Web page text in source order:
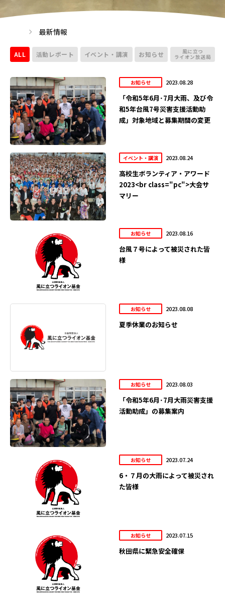
最新情報
ALL 活動レポート イベント・講演 お知らせ 風に立つ
ライオン放送局
お知らせ 2023.08.28
「令和5年6月･7月大雨、及び令
和5年台風7号災害支援活動助
成」対象地域と募集期間の変更
イベント・講演 2023.08.24
高校生ボランティア・アワード
2023<br class="pc">大会サ
マリー
お知らせ 2023.08.16
台風７号によって被災された皆
様
お知らせ 2023.08.08
夏季休業のお知らせ
お知らせ 2023.08.03
「令和5年6月･7月大雨災害支援
活動助成」の募集案内
お知らせ 2023.07.24
6・７月の大雨によって被災され
た皆様
お知らせ 2023.07.15
秋田県に緊急安全確保